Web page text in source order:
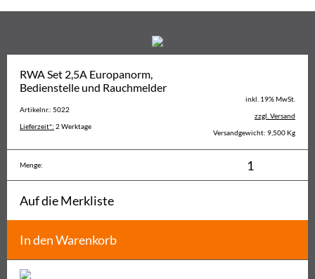
RWA Set 2,5A Europanorm,
Bedienstelle und Rauchmelder
Artikelnr.: 5022
Lieferzeit*: 2 Werktage
inkl. 19% MwSt.
zzgl. Versand
Versandgewicht: 9,500 Kg
Menge:
Auf die Merkliste
In den Warenkorb